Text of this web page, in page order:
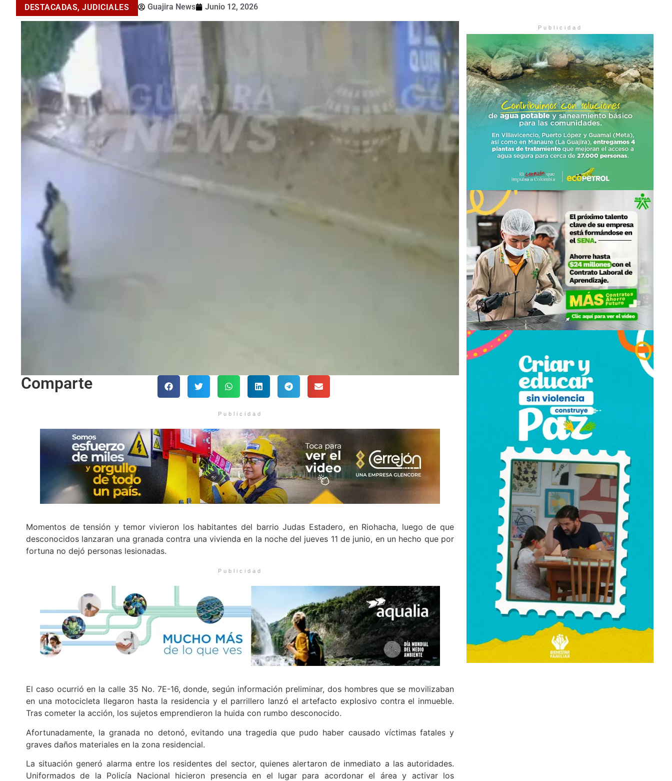
DESTACADAS, JUDICIALES Guajira News Junio 12, 2026
Comparte
Publicidad
Momentos de tensión y temor vivieron los habitantes del barrio Judas Estadero, en Riohacha, luego de que
desconocidos lanzaran una granada contra una vivienda en la noche del jueves 11 de junio, en un hecho que por
fortuna no dejó personas lesionadas.
Publicidad
El caso ocurrió en la calle 35 No. 7E-16, donde, según información preliminar, dos hombres que se movilizaban
en una motocicleta llegaron hasta la residencia y el parrillero lanzó el artefacto explosivo contra el inmueble.
Tras cometer la acción, los sujetos emprendieron la huida con rumbo desconocido.
Afortunadamente, la granada no detonó, evitando una tragedia que pudo haber causado víctimas fatales y
graves daños materiales en la zona residencial.
La situación generó alarma entre los residentes del sector, quienes alertaron de inmediato a las autoridades.
Uniformados de la Policía Nacional hicieron presencia en el lugar para acordonar el área y activar los
Publicidad